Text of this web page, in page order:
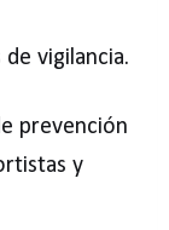
vigilancia.
prevención
y